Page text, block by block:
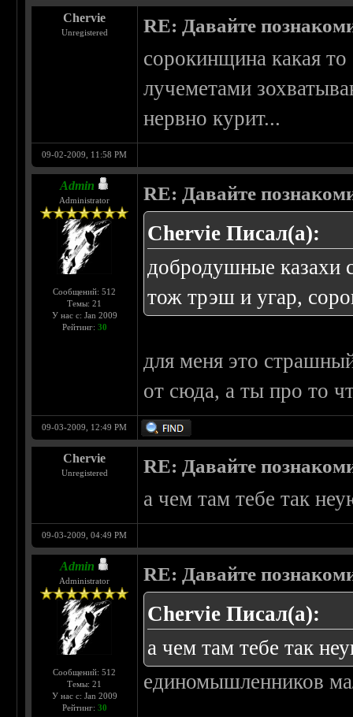
Chervie
Unregistered RE: Давайте
сорокинщина какая
лучеметами
нервно курит...
09-02-2009, 11:58 PM
Admin
Administrator
Сообщений: 512
Темы: 21
У нас с: Jan 2009
Рейтинг: 30
RE: Давайте
Chervie Писал(а):
добродушные казахи
тож трэш и угар,
для меня это
от сюда, а ты про то
09-03-2009, 12:49 PM
Chervie
Unregistered RE: Давайте
а чем там тебе так
09-03-2009, 04:49 PM
Admin
Administrator
Сообщений: 512
Темы: 21
У нас с: Jan 2009
Рейтинг: 30
RE: Давайте
Chervie Писал(а):
а чем там тебе так
единомышленников